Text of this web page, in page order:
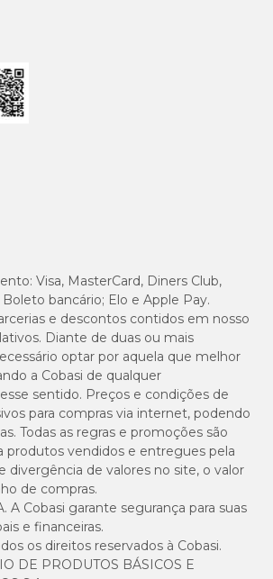
Visa, MasterCard, Diners Club,
bancário; Elo e Apple Pay.
e descontos contidos em nosso
Diante de duas ou mais
optar por aquela que melhor
a Cobasi de qualquer
sentido. Preços e condições de
para compras via internet, podendo
Todas as regras e promoções são
produtos vendidos e entregues pela
divergência de valores no site, o valor
de compras.
A Cobasi garante segurança para suas
e financeiras.
os direitos reservados à Cobasi.
DE PRODUTOS BÁSICOS E